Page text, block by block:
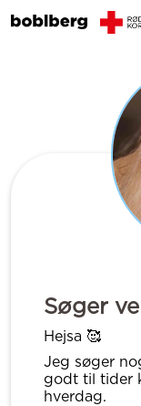
Søger
Hejsa 🥰
Jeg søger
godt til tider
hverdag.